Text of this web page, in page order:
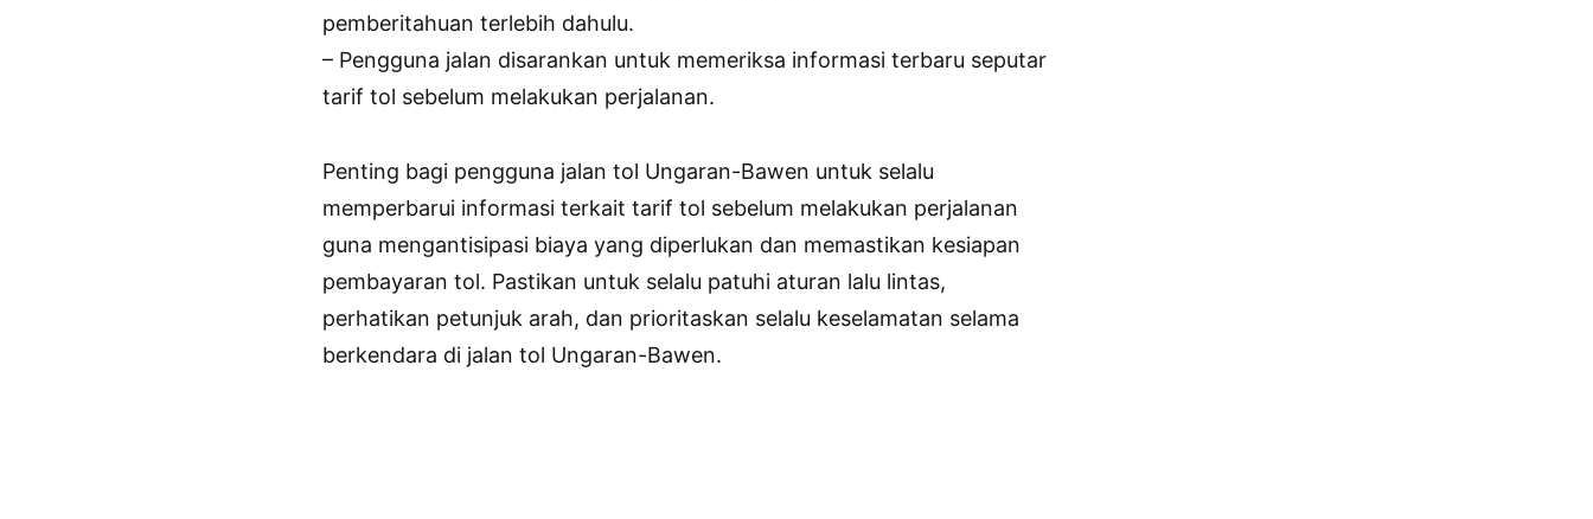
pemberitahuan terlebih dahulu.
– Pengguna jalan disarankan untuk memeriksa informasi terbaru seputar
tarif tol sebelum melakukan perjalanan.
Penting bagi pengguna jalan tol Ungaran-Bawen untuk selalu
memperbarui informasi terkait tarif tol sebelum melakukan perjalanan
guna mengantisipasi biaya yang diperlukan dan memastikan kesiapan
pembayaran tol. Pastikan untuk selalu patuhi aturan lalu lintas,
perhatikan petunjuk arah, dan prioritaskan selalu keselamatan selama
berkendara di jalan tol Ungaran-Bawen.